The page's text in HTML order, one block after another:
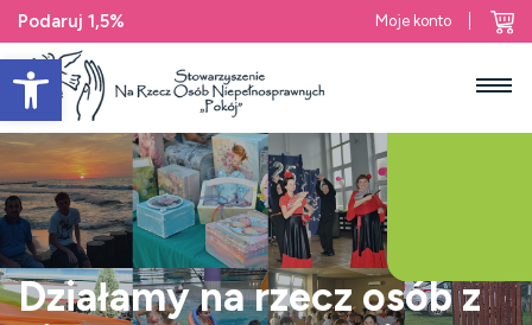
Open toolbar
Podaruj 1,5% Moje konto
Działamy na rzecz osóbz